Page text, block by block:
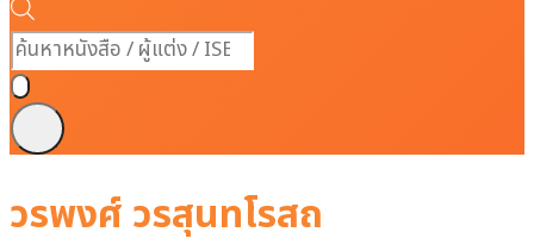
Products
search
วรพงศ์ วรสุนทโรสถ